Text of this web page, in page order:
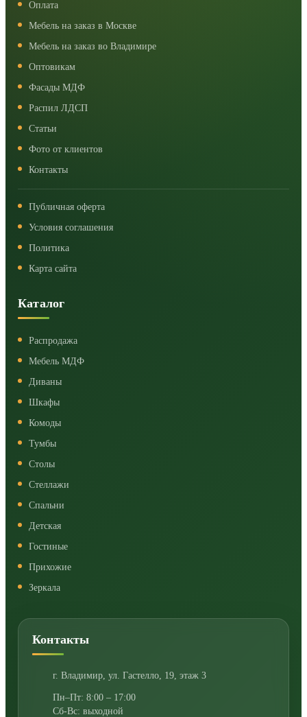
Оплата
Мебель на заказ в Москве
Мебель на заказ во Владимире
Оптовикам
Фасады МДФ
Распил ЛДСП
Статьи
Фото от клиентов
Контакты
Публичная оферта
Условия соглашения
Политика
Карта сайта
Каталог
Распродажа
Мебель МДФ
Диваны
Шкафы
Комоды
Тумбы
Столы
Стеллажи
Спальни
Детская
Гостиные
Прихожие
Зеркала
Контакты
г. Владимир ул. Гастелло, 19, этаж 3
Пн–Пт: 8:00 – 17:00
Сб-Вс: выходной